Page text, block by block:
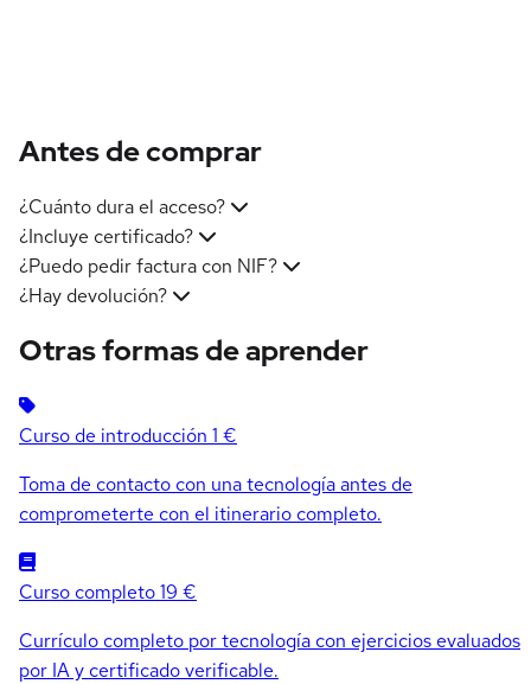
Antes de comprar
¿Cuánto dura el acceso?
¿Incluye certificado?
¿Puedo pedir factura con NIF?
¿Hay devolución?
Otras formas de aprender
Curso de introducción 1 €
Toma de contacto con una tecnología antes de
comprometerte con el itinerario completo.
Curso completo19 €
Currículo completo por tecnología con ejercicios evaluados
por IA y certificado verificable.